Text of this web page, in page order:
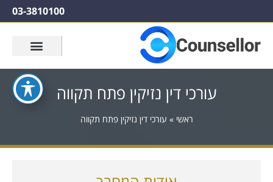
03-3810100
עורכי דין נזיקין פתח תקווה
ראשי » עורכי דין נזיקין פתח תקווה